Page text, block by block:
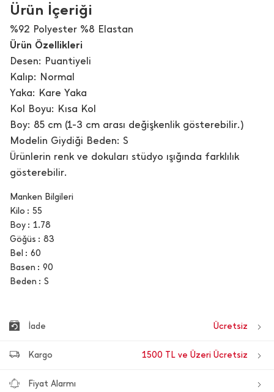
Ürün İçeriği
%92 Polyester %8 Elastan
Ürün Özellikleri
Desen: Puantiyeli
Kalıp: Normal
Yaka: Kare Yaka
Kol Boyu: Kısa Kol
Boy: 85 cm (1-3 cm arası değişkenlik gösterebilir.)
Modelin Giydiği Beden: S
Ürünlerin renk ve dokuları stüdyo ışığında farklılık
gösterebilir.
Manken Bilgileri
Kilo
55
Boy
1.78
Göğüs
83
Bel
60
Basen
90
Beden
S
İade Ücretsiz
Kargo 1500 TL ve Üzeri Ücretsiz
Fiyat Alarmı